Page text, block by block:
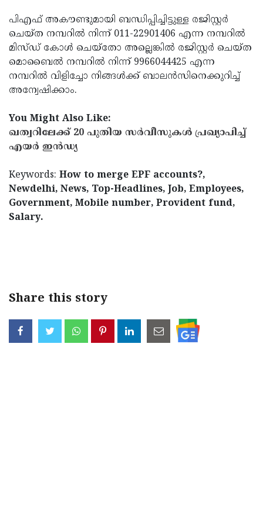
പിഎഫ് അകൗണ്ടുമായി ബന്ധിപ്പിച്ചിട്ടുള്ള രജിസ്റ്റർ
ചെയ്ത നമ്പറിൽ നിന്ന് 011-22901406 എന്ന നമ്പറിൽ
മിസ്ഡ് കോൾ ചെയ്തോ അല്ലെങ്കിൽ രജിസ്റ്റർ ചെയ്ത
മൊബൈൽ നമ്പറിൽ നിന്ന് 9966044425 എന്ന
നമ്പറിൽ വിളിച്ചോ നിങ്ങൾക്ക് ബാലൻസിനെക്കുറിച്ച്
അന്വേഷിക്കാം.
You Might Also Like:
ഖത്വറിലേക്ക് 20 പുതിയ സര്‍വീസുകള്‍ പ്രഖ്യാപിച്ച്
എയര്‍ ഇന്‍ഡ്യ
Keywords: How to merge EPF accounts?,
Newdelhi, News, Top-Headlines, Job, Employees,
Government, Mobile number, Provident fund,
Salary.
Share this story